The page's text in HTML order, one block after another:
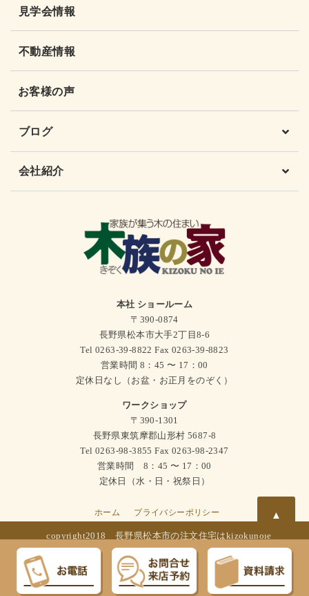
見学会情報
不動産情報
お客様の声
ブログ
会社紹介
本社 ショールーム
〒390-0874
長野県松本市大手2丁目8-6
Tel 0263-39-8822 Fax 0263-39-8823
営業時間 8：45 〜 17：00
定休日なし（お盆・お正月をのぞく）
ワークショップ
〒390-1301
長野県東筑摩郡山形村 5687-8
Tel 0263-98-3855 Fax 0263-98-2347
営業時間 8：45 〜 17：00
定休日（水・日・祝祭日）
ホーム プライバシーポリシー
copyright2018長野県松本市の注文住宅はkizokunoie
▲